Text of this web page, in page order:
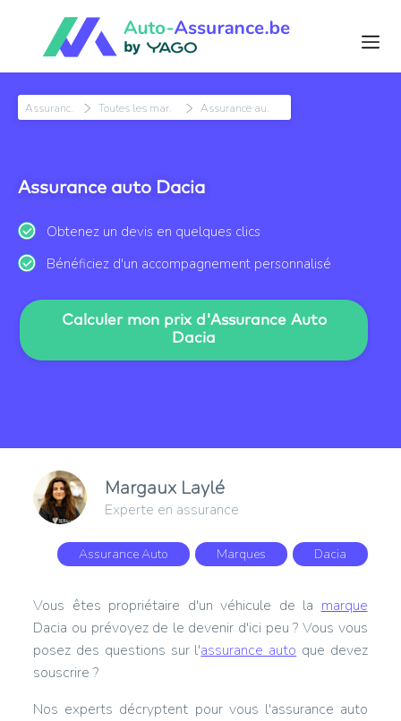
Assurance auto Dacia
Obtenez un devis en quelques clics
Bénéficiez d'un accompagnement personnalisé
Calculer mon prix d'Assurance Auto
Dacia
Margaux Laylé
Experte en assurance
Assurance Auto Marques Dacia
Vous êtes propriétaire d'un véhicule de la marque
Dacia ou prévoyez de le devenir d'ici peu ? Vous vous
posez des questions sur l'assurance auto que devez
souscrire ?
Nos experts décryptent pour vous l'assurance auto